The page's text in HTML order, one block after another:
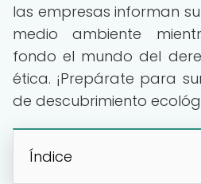
las empresas informan
medio ambiente
fondo el mundo del
ética. ¡Prepárate para
de descubrimiento
Índice